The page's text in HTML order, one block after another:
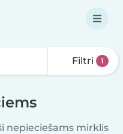
Filtri 1
nepieciešams mirklis